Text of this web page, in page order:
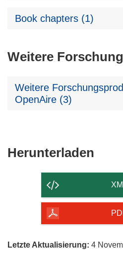
Book chapters (1)
Weitere
Weitere
OpenAire (3)
Herunterladen
der
Seite
Letzte Aktualisierung: 4